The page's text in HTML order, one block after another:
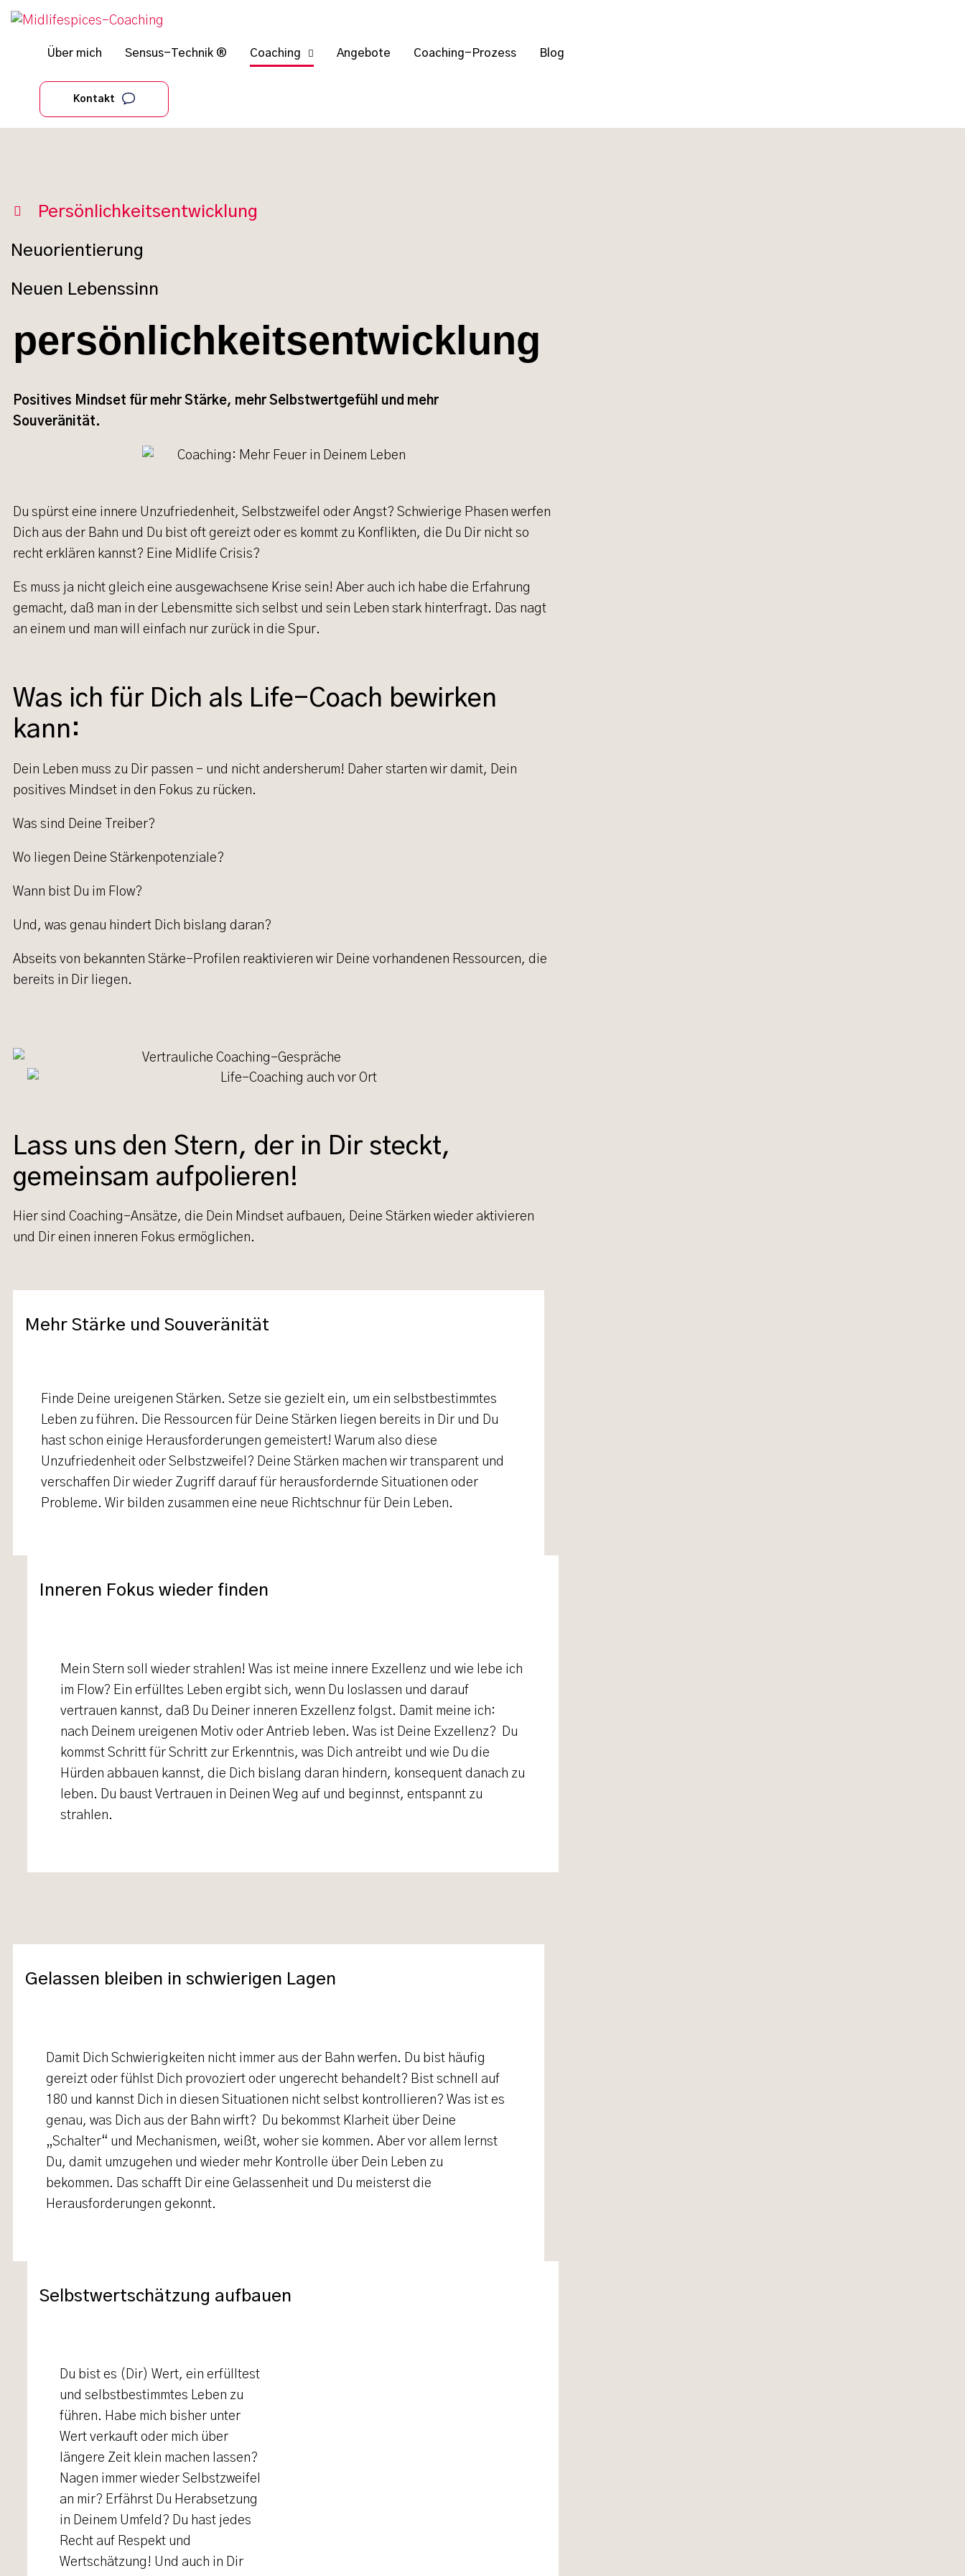
Über mich Sensus-Technik ® Coaching Angebote Coaching-Prozess Blog
Kontakt
Persönlichkeitsentwicklung
Neuorientierung
Neuen Lebenssinn
persönlichkeitsentwicklung
Positives Mindset für mehr Stärke, mehr Selbstwertgefühl und mehr
Souveränität.
Du spürst eine innere Unzufriedenheit, Selbstzweifel oder Angst? Schwierige Phasen werfen
Dich aus der Bahn und Du bist oft gereizt oder es kommt zu Konflikten, die Du Dir nicht so
recht erklären kannst? Eine Midlife Crisis?
Es muss ja nicht gleich eine ausgewachsene Krise sein! Aber auch ich habe die Erfahrung
gemacht, daß man in der Lebensmitte sich selbst und sein Leben stark hinterfragt. Das nagt
an einem und man will einfach nur zurück in die Spur.
Was ich für Dich als Life-Coach bewirken
kann:
Dein Leben muss zu Dir passen – und nicht andersherum! Daher starten wir damit, Dein
positives Mindset in den Fokus zu rücken.
Was sind Deine Treiber?
Wo liegen Deine Stärkenpotenziale?
Wann bist Du im Flow?
Und, was genau hindert Dich bislang daran?
Abseits von bekannten Stärke-Profilen reaktivieren wir Deine vorhandenen Ressourcen, die
bereits in Dir liegen.
Lass uns den Stern, der in Dir steckt,
gemeinsam aufpolieren!
Hier sind Coaching-Ansätze, die Dein Mindset aufbauen, Deine Stärken wieder aktivieren
und Dir einen inneren Fokus ermöglichen.
Mehr Stärke und Souveränität
Finde Deine ureigenen Stärken. Setze sie gezielt ein, um ein selbstbestimmtes
Leben zu führen. Die Ressourcen für Deine Stärken liegen bereits in Dir und Du
hast schon einige Herausforderungen gemeistert! Warum also diese
Unzufriedenheit oder Selbstzweifel? Deine Stärken machen wir transparent und
verschaffen Dir wieder Zugriff darauf für herausfordernde Situationen oder
Probleme. Wir bilden zusammen eine neue Richtschnur für Dein Leben.
Inneren Fokus wieder finden
Mein Stern soll wieder strahlen! Was ist meine innere Exzellenz und wie lebe ich
im Flow? Ein erfülltes Leben ergibt sich, wenn Du loslassen und darauf
vertrauen kannst, daß Du Deiner inneren Exzellenz folgst. Damit meine ich:
nach Deinem ureigenen Motiv oder Antrieb leben. Was ist Deine Exzellenz? Du
kommst Schritt für Schritt zur Erkenntnis, was Dich antreibt und wie Du die
Hürden abbauen kannst, die Dich bislang daran hindern, konsequent danach zu
leben. Du baust Vertrauen in Deinen Weg auf und beginnst, entspannt zu
strahlen.
Gelassen bleiben in schwierigen Lagen
Damit Dich Schwierigkeiten nicht immer aus der Bahn werfen. Du bist häufig
gereizt oder fühlst Dich provoziert oder ungerecht behandelt? Bist schnell auf
180 und kannst Dich in diesen Situationen nicht selbst kontrollieren? Was ist es
genau, was Dich aus der Bahn wirft? Du bekommst Klarheit über Deine
„Schalter“ und Mechanismen, weißt, woher sie kommen. Aber vor allem lernst
Du, damit umzugehen und wieder mehr Kontrolle über Dein Leben zu
bekommen. Das schafft Dir eine Gelassenheit und Du meisterst die
Herausforderungen gekonnt.
Selbstwertschätzung aufbauen
Du bist es (Dir) Wert, ein erfülltest
und selbstbestimmtes Leben zu
führen. Habe mich bisher unter
Wert verkauft oder mich über
längere Zeit klein machen lassen?
Nagen immer wieder Selbstzweifel
an mir? Erfährst Du Herabsetzung
in Deinem Umfeld? Du hast jedes
Recht auf Respekt und
Wertschätzung! Und auch in Dir